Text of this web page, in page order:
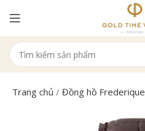
Trang chủ /Đồng hồ